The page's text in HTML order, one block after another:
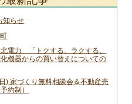
知らせ
北電力 「トクする、ラクする、
機器からの買い替えについての
) 家づくり無料相談会＆不動産売
約制）